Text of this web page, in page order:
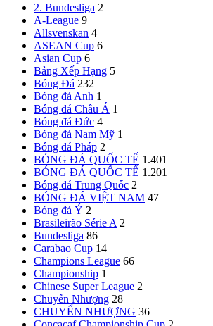
2. Bundesliga 2
A-League 9
Allsvenskan 4
ASEAN Cup 6
Asian Cup 6
Bảng Xếp Hạng 5
Bóng Đá 232
Bóng đá Anh 1
Bóng đá Châu Á 1
Bóng đá Đức 4
Bóng đá Nam Mỹ 1
Bóng đá Pháp 2
BÓNG ĐÁ QUỐC TẾ 1.401
BÓNG ĐÁ QUỐC TẾ 1.201
Bóng đá Trung Quốc 2
BÓNG ĐÁ VIỆT NAM 47
Bóng đá Ý 2
Brasileirão Série A 2
Bundesliga 86
Carabao Cup 14
Champions League 66
Championship 1
Chinese Super League 2
Chuyển Nhượng 28
CHUYỂN NHƯỢNG 36